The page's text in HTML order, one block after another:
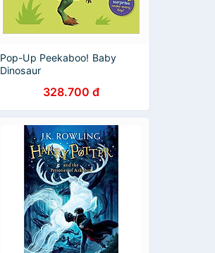
Pop-Up Peekaboo! Baby
Dinosaur
328.700 đ